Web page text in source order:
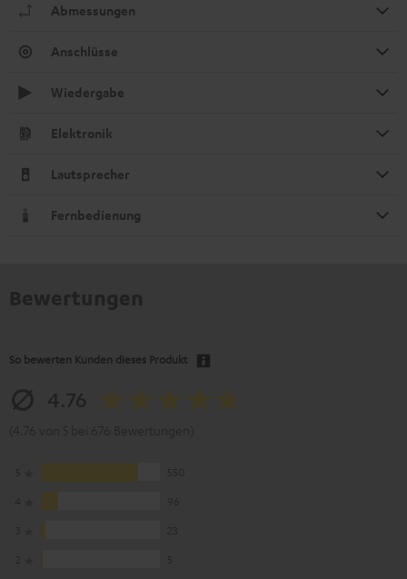
Abmessungen
Anschlüsse
Wiedergabe
Elektronik
Lautsprecher
Fernbedienung
So bewerten Kunden dieses Produkt